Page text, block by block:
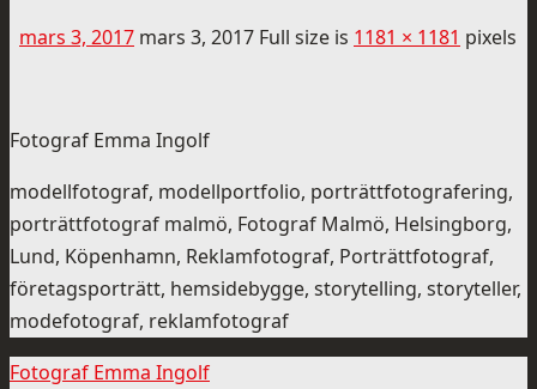
mars 3, 2017 mars 3, 2017 Full size is 1181 × 1181 pixels
Fotograf Emma Ingolf
modellfotograf, modellportfolio, porträttfotografering,
porträttfotograf malmö, Fotograf Malmö, Helsingborg,
Lund, Köpenhamn, Reklamfotograf, Porträttfotograf,
företagsporträtt, hemsidebygge, storytelling, storyteller,
modefotograf, reklamfotograf
Fotograf Emma Ingolf